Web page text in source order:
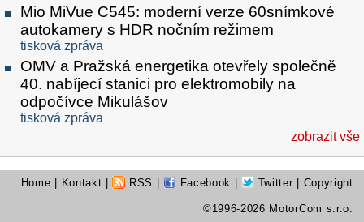
Mio MiVue C545: moderní verze 60snímkové
autokamery s HDR nočním režimem
tisková zpráva
OMV a Pražská energetika otevřely společně
40. nabíjecí stanici pro elektromobily na
odpočívce Mikulášov
tisková zpráva
zobrazit vše
Home | Kontakt | RSS | Facebook | Twitter | Copyright
©1996-2026 MotorCom s.r.o.